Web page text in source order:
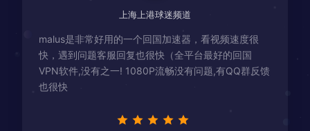
上海上港球迷频道
malus是非常好用的一个回国加速器，看视频速度很
快，遇到问题客服回复也很快（全平台最好的回国
VPN软件,没有之一! 1080P流畅没有问题,有QQ群反馈
也很快